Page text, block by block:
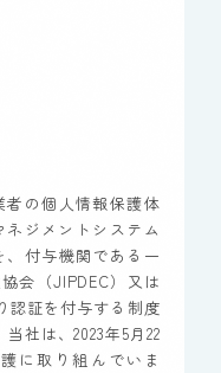
者の個人情報保護体
ネジメントシステム
、付与機関である一
会（JIPDEC）又は
認証を付与する制度
社は、2023年5月22
に取り組んでいま